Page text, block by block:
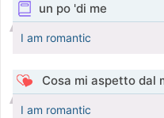
un po 'di me
I am romantic
Cosa mi aspetto dal
I am romantic